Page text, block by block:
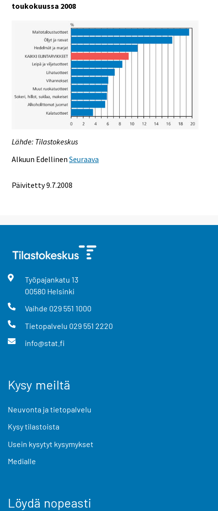
toukokuussa 2008
Lähde: Tilastokeskus
Alkuun Edellinen Seuraava
Päivitetty9.7.2008
Työpajankatu 13
00580 Helsinki
Vaihde 029 551 1000
Tietopalvelu 029 551 2220
info@stat.fi
Kysy meiltä
Neuvonta ja tietopalvelu
Kysy tilastoista
Usein kysytyt kysymykset
Medialle
Löydä nopeasti